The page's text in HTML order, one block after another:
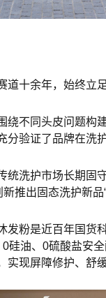
十余年，始终
不同头皮问题
验证了品牌在洗
洗护市场长期
推出固态洗护新
粉是近百年国
硅油、0硫酸盐
现屏障修护、舒